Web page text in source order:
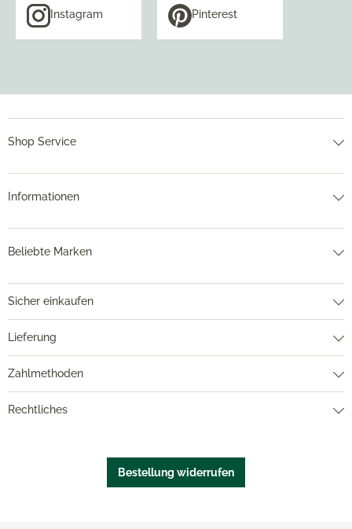
Instagram Pinterest
Shop Service
Informationen
Beliebte Marken
Sicher einkaufen
Lieferung
Zahlmethoden
Rechtliches
Bestellung widerrufen